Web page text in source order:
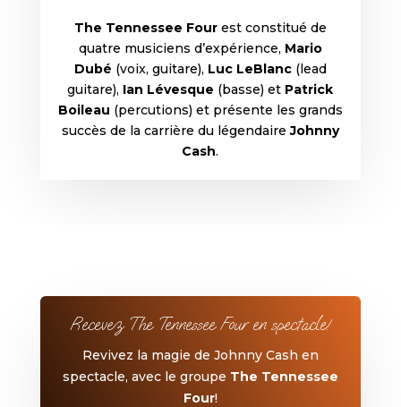
The Tennessee Fourest constitué de
quatre musiciens d’expérience, Mario
Dubé (voix, guitare), Luc LeBlanc(lead
guitare), Ian Lévesque (basse) et Patrick
Boileau (percutions) et présente les grands
succès de la carrière du légendaireJohnny
Cash.
Recevez The Tennessee Four en spectacle!
Revivez la magie de Johnny Cash en
spectacle, avec le groupe The Tennessee
Four!